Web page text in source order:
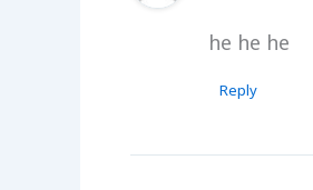
he he he
Reply